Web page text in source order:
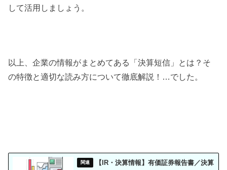
して活用しましょう。
以上、企業の情報がまとめてある「決算短信」とは？そ
の特徴と適切な読み方について徹底解説！…でした。
【IR・決算情報】有価証券報告書／決算